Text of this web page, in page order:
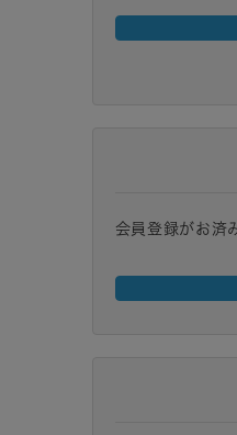
会員登録がお済